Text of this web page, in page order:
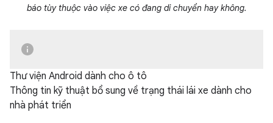
báo tùy thuộc vào việc xe có đang di chuyển hay không.
Thư viện Android dành cho ô tô
Thông tin kỹ thuật bổ sung về trạng thái lái xe dành cho
nhà phát triển